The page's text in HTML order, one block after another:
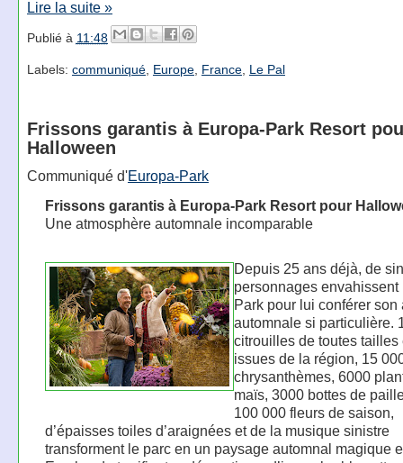
Lire la suite »
Publié à 11:48
Labels: communiqué, Europe, France, Le Pal
Frissons garantis à Europa-Park Resort
Halloween
Communiqué d'Europa-Park
Frissons garantis à Europa-Park Resort pour
Une atmosphère automnale incomparable
Depuis 25 ans déjà, de
personnages envahissent
Park pour lui conférer son
automnale si particulière.
citrouilles de toutes tailles
issues de la région, 15
chrysanthèmes, 6000
maïs, 3000 bottes de
100 000 fleurs de saison,
d’épaisses toiles d’araignées et de la musique sinistre
transforment le parc en un paysage automnal magique